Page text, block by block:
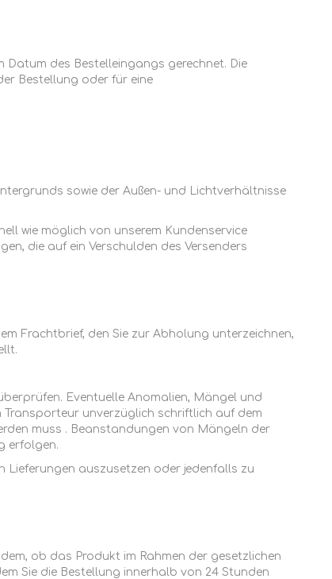
Datum des Bestelleingangs gerechnet. Die
Bestellung oder für eine
sowie der Außen- und Lichtverhältnisse
wie möglich von unserem Kundenservice
die auf ein Verschulden des Versenders
Frachtbrief, den Sie zur Abholung unterzeichnen,
Eventuelle Anomalien, Mängel und
Transporteur unverzüglich schriftlich auf dem
muss . Beanstandungen von Mängeln der
erfolgen.
Lieferungen auszusetzen oder jedenfalls zu
ob das Produkt im Rahmen der gesetzlichen
Sie die Bestellung innerhalb von 24 Stunden